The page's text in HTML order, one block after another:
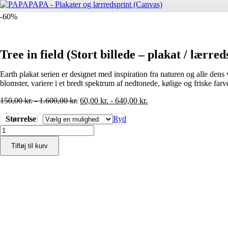
-60%
Tree in field (Stort billede – plakat /
Earth plakat serien er designet med inspiration fra naturen og alle
blomster, variere i et bredt spektrum af nedtonede, kølige og friske
150,00kr.-1.600,00kr. 60,00 kr. - 640,00 kr.
Størrelse
Ryd
Tree
in
field
(Stort
Tilføj til kurv